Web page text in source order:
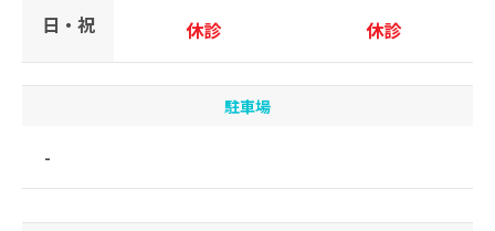
日・祝 休診 休診
駐車場
-